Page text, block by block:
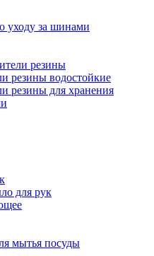
уходу за шинами
резины
резины водостойкие
резины для хранения
для рук
мытья посуды